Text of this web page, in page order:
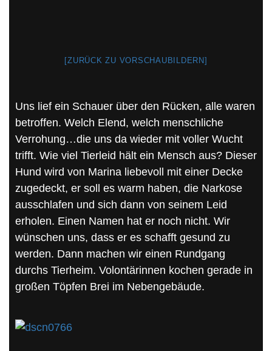
[ZURÜCK ZU VORSCHAUBILDERN]
Uns lief ein Schauer über den Rücken, alle waren
betroffen. Welch Elend, welch menschliche
Verrohung…die uns da wieder mit voller Wucht
trifft. Wie viel Tierleid hält ein Mensch aus? Dieser
Hund wird von Marina liebevoll mit einer Decke
zugedeckt, er soll es warm haben, die Narkose
ausschlafen und sich dann von seinem Leid
erholen. Einen Namen hat er noch nicht. Wir
wünschen uns, dass er es schafft gesund zu
werden. Dann machen wir einen Rundgang
durchs Tierheim. Volontärinnen kochen gerade in
großen Töpfen Brei im Nebengebäude.